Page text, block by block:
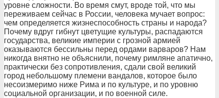
уровне сложности. Во время смут, вроде той, что мы
переживаем сейчас в России, человека мучает вопрос:
чем определяется жизнеспособность страны и народа?
Почему вдруг гибнут цветущие культуры, распадаются
государства, великие империи с грозной армией
оказываются бессильны перед ордами варваров? Нам
никогда внятно не объяснили, почему римляне апатично,
практически без сопротивления, сдали свой великий
город небольшому племени вандалов, которое было
несоизмеримо ниже Рима и по культуре, и по уровню
социальной организации, и по военной силе.